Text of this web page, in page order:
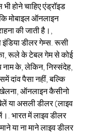
होने चाहिए एंड्रॉइड
मोबाइल ऑनलाइन
की जाती है।,
डीलर गेम्स. रूसी
रूले के टेबल गेम से कोई
नाम के, लेकिन, निस्संदेह,
पैसा नहीं, बल्कि
ऑनलाइन कैसीनो
या असली डीलर (लाइव
भारत में लाइव डीलर
या ना माने लाइव डीलर